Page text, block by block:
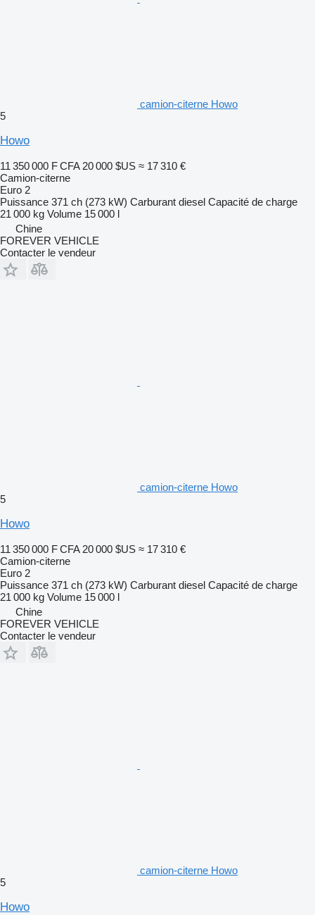
camion-citerne Howo
5
Howo
11 350 000 F CFA 20 000 $US ≈ 17 310 €
Camion-citerne
Euro 2
Puissance 371 ch (273 kW) Carburant diesel Capacité de charge
21 000 kg Volume 15 000 l
Chine
FOREVER VEHICLE
Contacter le vendeur
camion-citerne Howo
5
Howo
11 350 000 F CFA 20 000 $US ≈ 17 310 €
Camion-citerne
Euro 2
Puissance 371 ch (273 kW) Carburant diesel Capacité de charge
21 000 kg Volume 15 000 l
Chine
FOREVER VEHICLE
Contacter le vendeur
camion-citerne Howo
5
Howo